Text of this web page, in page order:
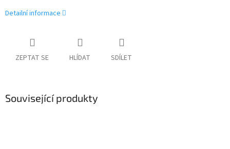
Detailní informace
ZEPTAT SE HLÍDAT SDÍLET
Související produkty